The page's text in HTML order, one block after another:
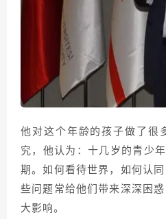
他对这个年龄的孩子做了很
究，他认为：十几岁的青少
期。如何看待世界，如何认
些问题常给他们带来深深困
大影响。